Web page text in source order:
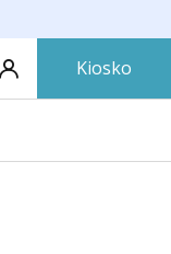
Kiosko